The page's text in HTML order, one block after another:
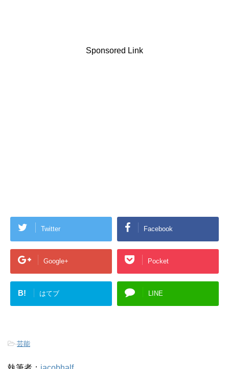
Sponsored Link
Twitter Facebook
Google+ Pocket
B! はてブ LINE
-芸能